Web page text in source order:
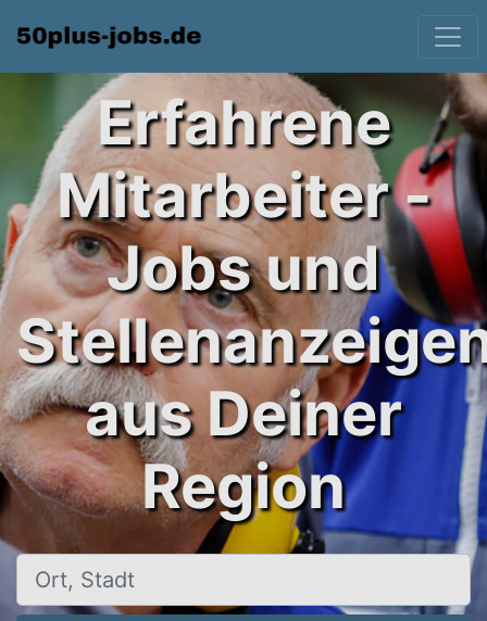
Erfahrene
Mitarbeiter -
Jobs und
aus Deiner
Region
Ort, Stadt